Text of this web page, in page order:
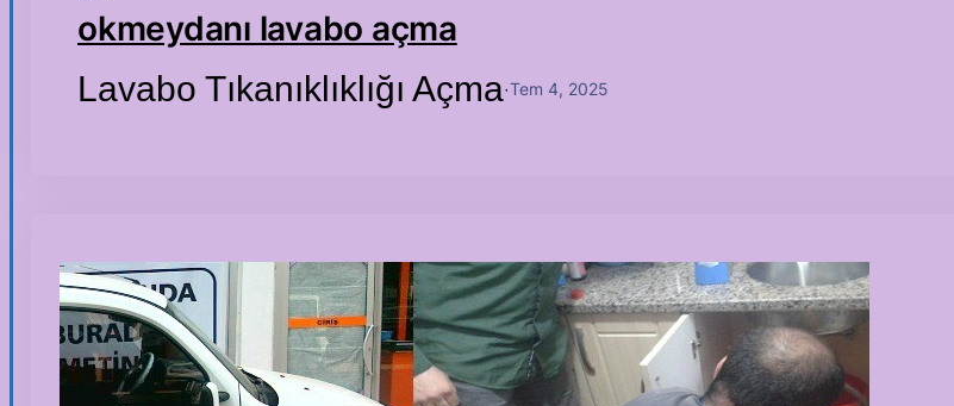
okmeydanı lavabo açma
Lavabo Tıkanıklıklığı Açma·Tem 4, 2025